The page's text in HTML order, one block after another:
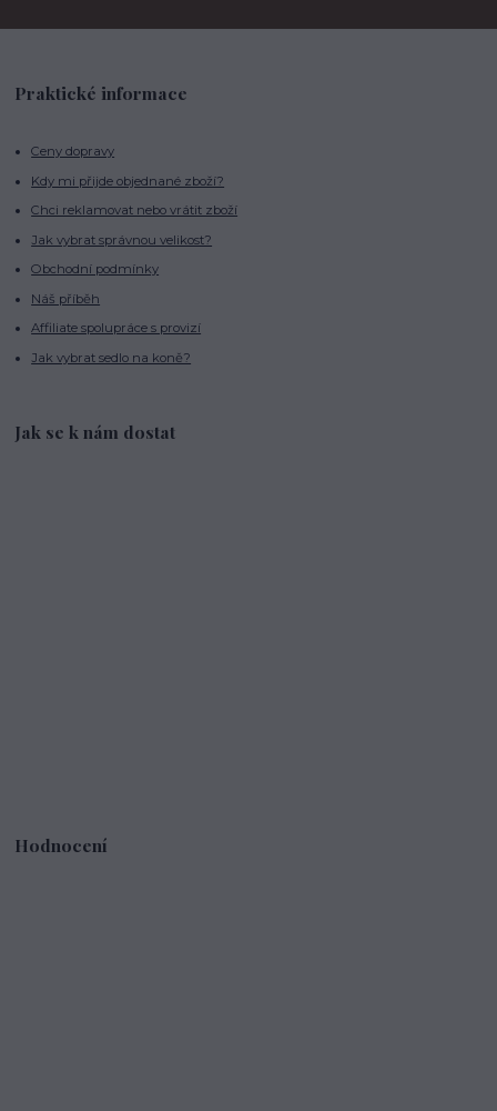
Praktické informace
Ceny dopravy
Kdy mi přijde objednané zboží?
Chci reklamovat nebo vrátit zboží
Jak vybrat správnou velikost?
Obchodní podmínky
Náš příběh
Affiliate spolupráce s provizí
Jak vybrat sedlo na koně?
Jak se k nám dostat
Hodnocení